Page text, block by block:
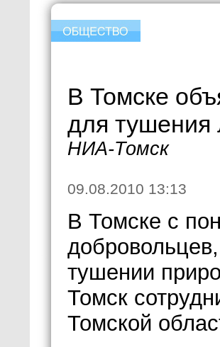
В Томске
для тушения
НИА-Томск
09.08.2010 13:13
В Томске с
тушении
Томск
Томской